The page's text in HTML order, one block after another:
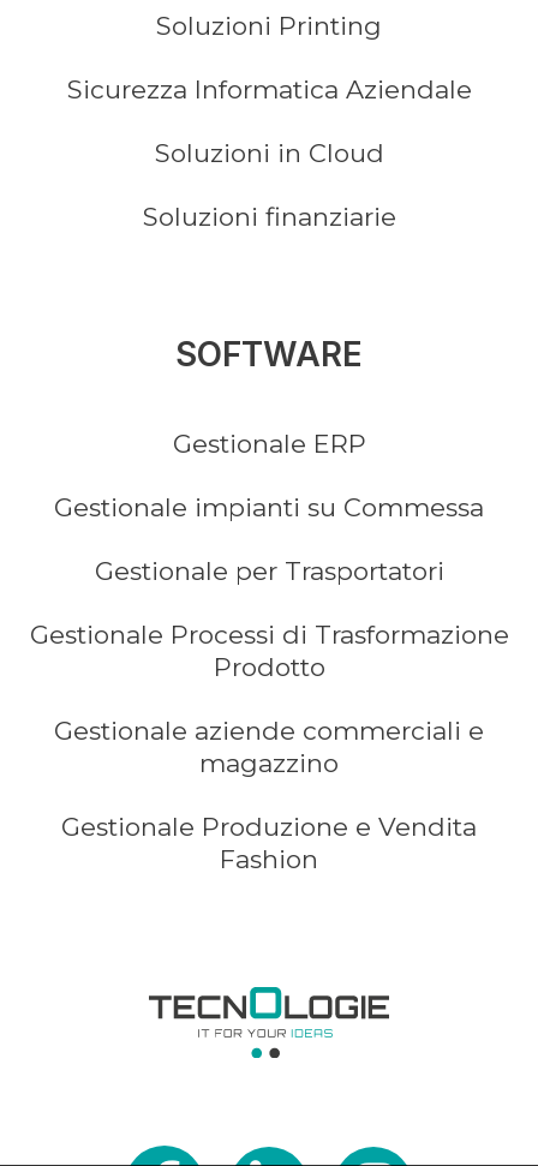
Soluzioni Printing
Sicurezza Informatica Aziendale
Soluzioni in Cloud
Soluzioni finanziarie
SOFTWARE
Gestionale ERP
Gestionale impianti su Commessa
Gestionale per Trasportatori
Gestionale Processi di Trasformazione
Prodotto
Gestionale aziende commerciali e
magazzino
Gestionale Produzione e Vendita
Fashion